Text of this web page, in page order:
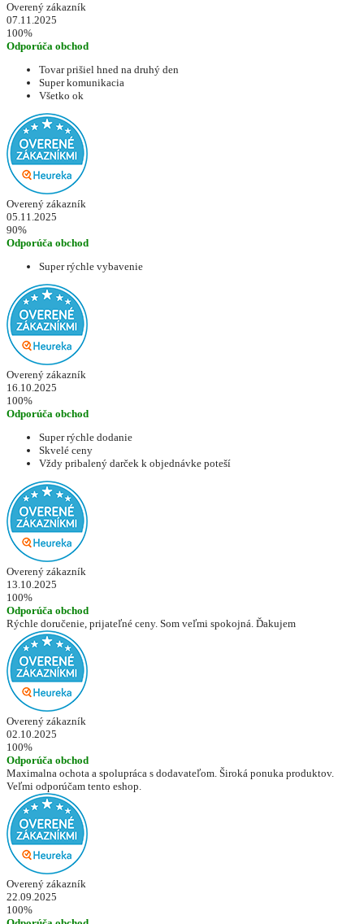
Overený zákazník
07.11.2025
100%
Odporúča obchod
Tovar prišiel hned na druhý den
Super komunikacia
Všetko ok
Overený zákazník
05.11.2025
90%
Odporúča obchod
Super rýchle vybavenie
Overený zákazník
16.10.2025
100%
Odporúča obchod
Super rýchle dodanie
Skvelé ceny
Vždy pribalený darček k objednávke poteší
Overený zákazník
13.10.2025
100%
Odporúča obchod
Rýchle doručenie, prijateľné ceny. Som veľmi spokojná. Ďakujem
Overený zákazník
02.10.2025
100%
Odporúča obchod
Maximalna ochota a spolupráca s dodavateľom. Široká ponuka produktov.
Veľmi odporúčam tento eshop.
Overený zákazník
22.09.2025
100%